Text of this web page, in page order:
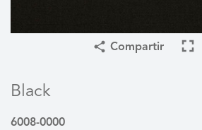
Compartir
Black
6008-0000